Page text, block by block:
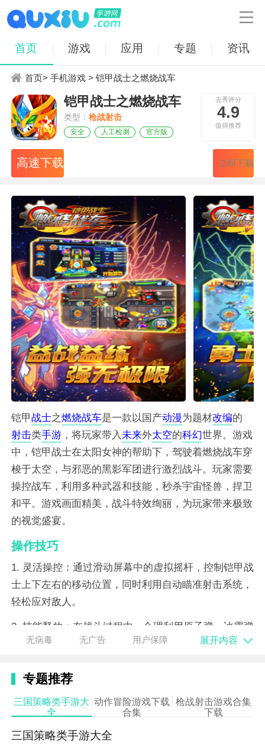

首页 游戏 应用 专题 资讯
首页>手机游戏 > 铠甲战士之燃烧战车
铠甲战士之燃烧战车
类型：枪战射击
安全 人工检测 官方版
去秀评分
4.9
值得推荐
高速下载 立即下载
铠甲战士之燃烧战车是一款以国产动漫为题材改编的
射击类手游，将玩家带入 未来外太空的科幻世界。游戏
中，铠甲战士在太阳女神的帮助下，驾驶着燃烧战车穿
梭于太空，与邪恶的黑影军团进行激烈战斗。玩家需要
操控战车，利用多种武器和技能，秒杀宇宙怪兽，捍卫
和平。游戏画面精美，战斗特效绚丽，为玩家带来极致
的视觉盛宴。
操作技巧
1. 灵活操控：通过滑动屏幕中的虚拟摇杆，控制铠甲战
士上下左右的移动位置，同时利用自动瞄准射击系统，
轻松应对敌人。
2. 技能释放：在战斗过程中，合理利用原子弹、冰霜弹
等技能，对敌人造成范围伤害或控制效果。
殊技能，确保战车安全。
4. 守护女神：在守护女神关卡中，优先保护女神不被击
无病毒 无广告 用户保障 展开内容
专题推荐
三国策略类手游大
全
动作冒险游戏下载
合集
枪战射击游戏合集
下载
三国策略类手游大全